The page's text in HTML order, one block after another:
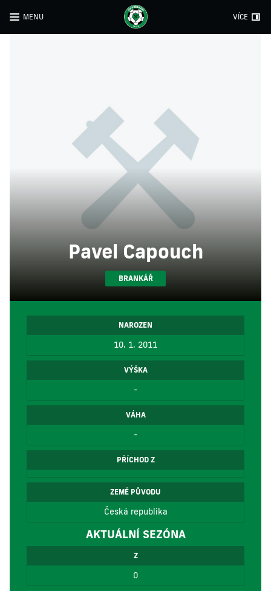
MENU VÍCE
Pavel Capouch
BRANKÁŘ
NAROZEN
10. 1. 2011
VÝŠKA
-
VÁHA
-
PŘÍCHOD Z
ZEMĚ PŮVODU
Česká republika
AKTUÁLNÍ SEZÓNA
Z
0